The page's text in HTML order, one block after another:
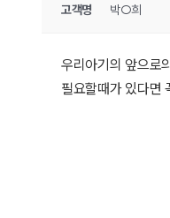
고객명 박○희
우리아기의 앞으로
필요할때가 있다면